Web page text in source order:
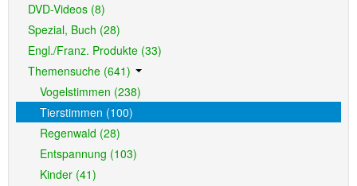
DVD-Videos (8)
Spezial, Buch (28)
Engl./Franz. Produkte (33)
Themensuche (641)
Vogelstimmen (238)
Tierstimmen (100)
Regenwald (28)
Entspannung (103)
Kinder (41)